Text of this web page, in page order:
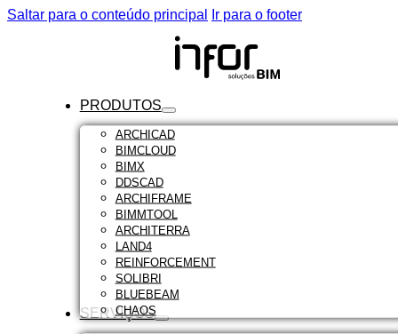
Saltar para o conteúdo principal Ir para o footer
PRODUTOS
ARCHICAD
BIMCLOUD
BIMX
DDSCAD
ARCHIFRAME
BIMMTOOL
ARCHITERRA
LAND4
REINFORCEMENT
SOLIBRI
BLUEBEAM
CHAOS
SERVIÇOS